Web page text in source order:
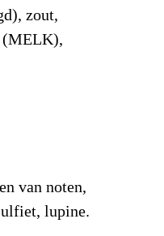
zout,
(MELK),
van noten,
lupine.